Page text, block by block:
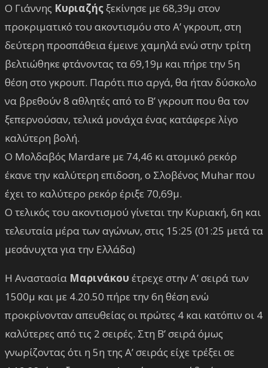
Ο Γιάννης Κυριαζήςξεκίνησε με 68,39μ στον
προκριματικό του ακοντισμόυ στο Α’ γκρουπ, στη
δεύτερη προσπάθεια έμεινε χαμηλά ενώ στην τρίτη
βελτιώθηκε φτάνοντας τα 69,19μ και πήρε την 5η
θέση στο γκρουπ. Παρότι πιο αργά, θα ήταν δύσκολο
να βρεθούν 8 αθλητές από το Β’ γκρουπ που θα τον
ξεπερνούσαν, τελικά μονάχα ένας κατάφερε λίγο
καλύτερη βολή.
Ο Μολδαβός Mardare με 74,46 κι ατομικό ρεκόρ
έκανε την καλύτερη επιδοση, ο Σλοβένος Muhar που
έχει το καλύτερο ρεκόρ έριξε 70,69μ.
Ο τελικός του ακοντισμού γίνεται την Κυριακή, 6η και
τελευταία μέρα των αγώνων, στις 15:25 (01:25 μετά τα
μεσάνυχτα για την Ελλάδα)
Η Αναστασία Μαρινάκου έτρεχε στην Α’ σειρά των
1500μ και με 4.20.50 πήρε την 6η θέση ενώ
προκρίνονταν απευθείας οι πρώτες 4 και κατόπιν οι 4
καλύτερες από τις 2 σειρές. Στη Β’ σειρά όμως
γνωρίζοντας ότι η 5η της Α’ σειράς είχε τρέξει σε